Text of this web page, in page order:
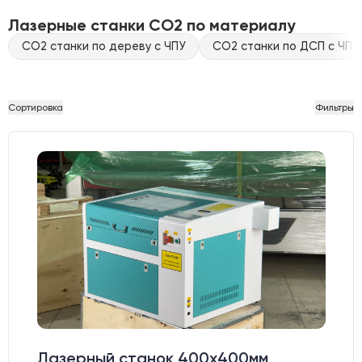
Лазерные станки CO2 по материалу
CO2 станки по дереву с ЧПУ CO2 станки по ДСП с ЧПУ
Сортировка Фильтры
Лазерный станок 400х400мм